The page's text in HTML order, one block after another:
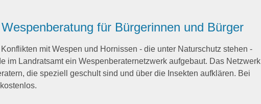
für Bürgerinnen und Bürger
mit Wespen und Hornissen - die unter Naturschutz stehen -
im Landratsamt ein Wespenberaternetzwerk aufgebaut. Das Netzwerk
die speziell geschult sind und über die Insekten aufklären. Bei